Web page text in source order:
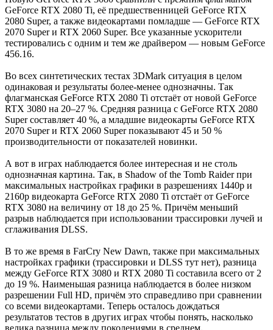
GeForce RTX 2080 Ti, её предшественницей GeForce RTX
2080 Super, а также видеокартами помладше — GeForce RTX
2070 Super и RTX 2060 Super. Все указанные ускорители
тестировались с одним и тем же драйвером — новым GeForce
456.16.
Во всех синтетических тестах 3DMark ситуация в целом
одинаковая и результаты более-менее однозначны. Так
флагманская GeForce RTX 2080 Ti отстаёт от новой GeForce
RTX 3080 на 20–27 %. Средняя разница с GeForce RTX 2080
Super составляет 40 %, а младшие видеокарты GeForce RTX
2070 Super и RTX 2060 Super показывают 45 и 50 %
производительности от показателей новинки.
А вот в играх наблюдается более интересная и не столь
однозначная картина. Так, в Shadow of the Tomb Raider при
максимальных настройках графики в разрешениях 1440p и
2160p видеокарта GeForce RTX 2080 Ti отстаёт от GeForce
RTX 3080 на величину от 18 до 25 %. Причём меньший
разрыв наблюдается при использовании трассировки лучей и
сглаживания DLSS.
В то же время в FarCry New Dawn, также при максимальных
настройках графики (трассировки и DLSS тут нет), разница
между GeForce RTX 3080 и RTX 2080 Ti составила всего от 2
до 19 %. Наименьшая разница наблюдается в более низком
разрешении Full HD, причём это справедливо при сравнении
со всеми видеокартами. Теперь осталось дождаться
результатов тестов в других играх чтобы понять, насколько
велика разница между поколениями в среднем.